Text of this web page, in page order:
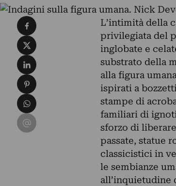
L’intimità della
privilegiata del
inglobate e
substrato della
alla figura
ispirati a
stampe di
familiari di
sforzo di
passate, statue
classicistici in
le sembianze
all’inquietudine
Condividi su Facebook
Condividi su X
Condividi su LinkedIn
Condividi su Pinterest
Condividi su WhatsApp
Condividi su Email